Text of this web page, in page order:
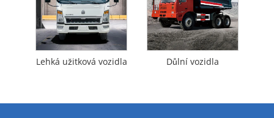
Lehká užitková vozidla Důlní vozidla